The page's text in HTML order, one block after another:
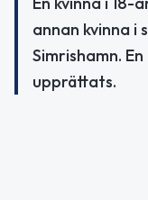
annan kvinna i
Simrishamn.
upprättats.